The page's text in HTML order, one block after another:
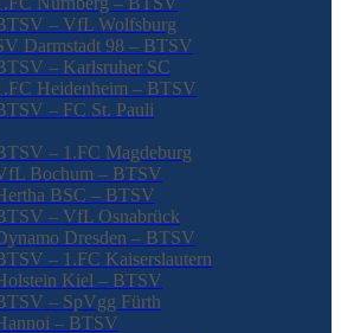
– VfL Wolfsburg
Darmstadt 98 – BTSV
– Karlsruher SC
Heidenheim – BTSV
– FC St. Pauli
– 1.FC Magdeburg
Bochum – BTSV
BSC – BTSV
– VfL Osnabrück
Dresden – BTSV
– 1.FC Kaiserslautern
Kiel – BTSV
– SpVgg Fürth
– BTSV